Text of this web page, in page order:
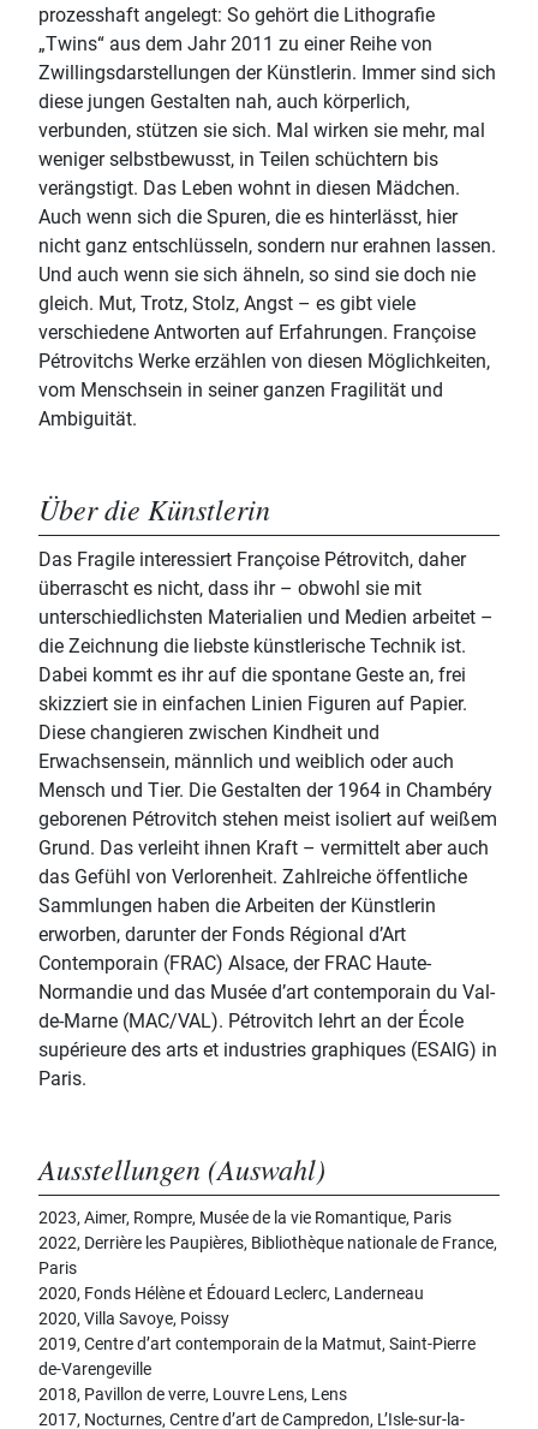
prozesshaft angelegt: So gehört die Lithografie
„Twins“ aus dem Jahr 2011 zu einer Reihe von
Zwillingsdarstellungen der Künstlerin. Immer sind sich
diese jungen Gestalten nah, auch körperlich,
verbunden, stützen sie sich. Mal wirken sie mehr, mal
weniger selbstbewusst, in Teilen schüchtern bis
verängstigt. Das Leben wohnt in diesen Mädchen.
Auch wenn sich die Spuren, die es hinterlässt, hier
nicht ganz entschlüsseln, sondern nur erahnen lassen.
Und auch wenn sie sich ähneln, so sind sie doch nie
gleich. Mut, Trotz, Stolz, Angst – es gibt viele
verschiedene Antworten auf Erfahrungen. Françoise
Pétrovitchs Werke erzählen von diesen Möglichkeiten,
vom Menschsein in seiner ganzen Fragilität und
Ambiguität.
Über die Künstlerin
Das Fragile interessiert Françoise Pétrovitch, daher
überrascht es nicht, dass ihr – obwohl sie mit
unterschiedlichsten Materialien und Medien arbeitet –
die Zeichnung die liebste künstlerische Technik ist.
Dabei kommt es ihr auf die spontane Geste an, frei
skizziert sie in einfachen Linien Figuren auf Papier.
Diese changieren zwischen Kindheit und
Erwachsensein, männlich und weiblich oder auch
Mensch und Tier. Die Gestalten der 1964 in Chambéry
geborenen Pétrovitch stehen meist isoliert auf weißem
Grund. Das verleiht ihnen Kraft – vermittelt aber auch
das Gefühl von Verlorenheit. Zahlreiche öffentliche
Sammlungen haben die Arbeiten der Künstlerin
erworben, darunter der Fonds Régional d’Art
Contemporain (FRAC) Alsace, der FRAC Haute-
Normandie und das Musée d’art contemporain du Val-
de-Marne (MAC/VAL). Pétrovitch lehrt an der École
supérieure des arts et industries graphiques (ESAIG) in
Paris.
Ausstellungen (Auswahl)
2023, Aimer, Rompre, Musée de la vie Romantique, Paris
2022, Derrière les Paupières, Bibliothèque nationale de France,
Paris
2020, Fonds Hélène et Édouard Leclerc, Landerneau
2020, Villa Savoye, Poissy
2019, Centre d’art contemporain de la Matmut, Saint-Pierre
de-Varengeville
2018, Pavillon de verre, Louvre Lens, Lens
2017, Nocturnes, Centre d’art de Campredon, L’Isle-sur-la-